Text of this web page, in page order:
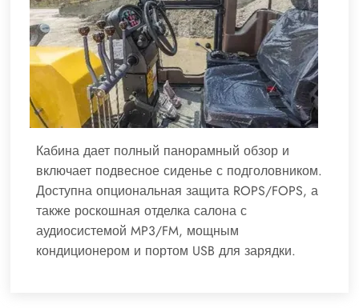
Кабина дает полный панорамный обзор и
включает подвесное сиденье с подголовником.
Доступна опциональная защита ROPS/FOPS, а
также роскошная отделка салона с
аудиосистемой MP3/FM, мощным
кондиционером и портом USB для зарядки.